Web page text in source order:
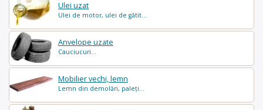
Ulei uzat
Ulei de motor, ulei de gătit...
Anvelope uzate
Cauciucuri...
Mobilier vechi, lemn
Lemn din demolări, paleți...